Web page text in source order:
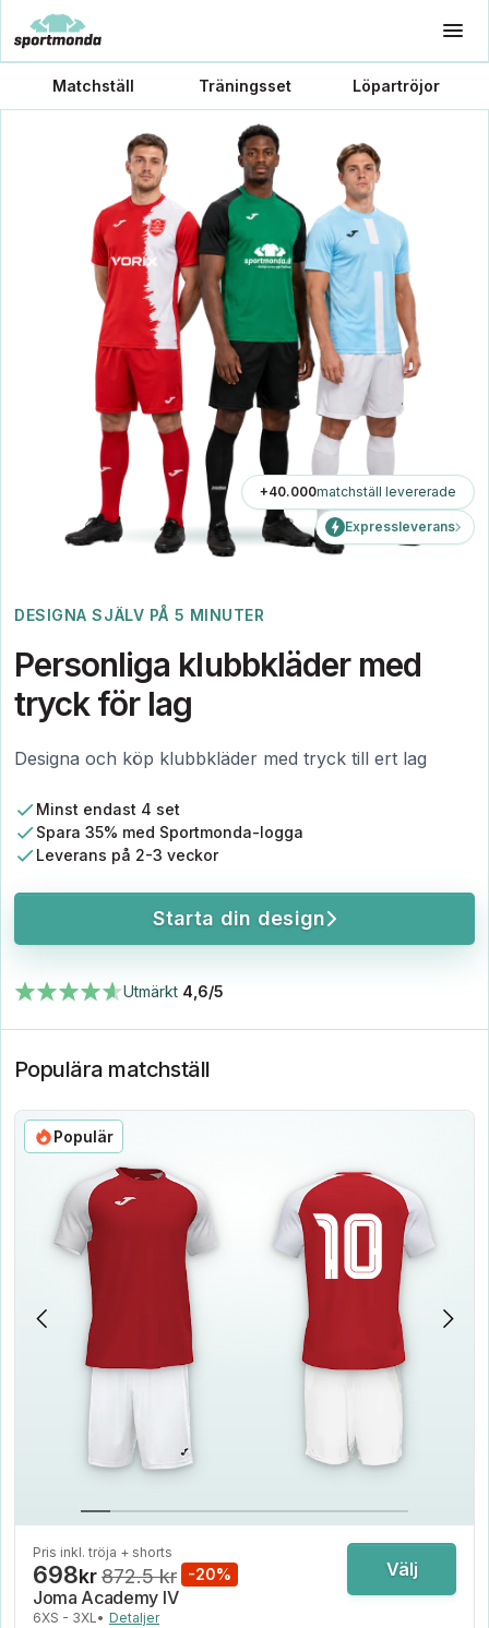
Matchställ Träningsset Löpartröjor
DESIGNA SJÄLV PÅ 5 MINUTER
Personliga klubbkläder med
tryck för lag
Designa och köp klubbkläder med tryck till ert lag
Minst endast 4 set
Spara 35% med Sportmonda-logga
Leverans på 2-3 veckor
Starta din design
Utmärkt 4,6/5
+40.000matchställ levererade
Expressleverans
Populära matchställ
Populär
Pris inkl. tröja + shorts
698kr872.5 kr -20%
Joma Academy IV
6XS - 3XL• Detaljer
Välj